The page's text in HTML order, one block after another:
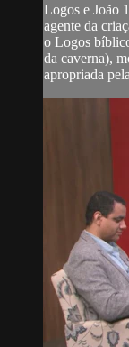
Logos e João
agente da
o Logos
da caverna),
apropriada